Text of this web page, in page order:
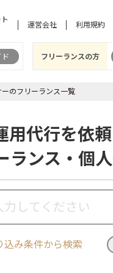
運営会社 利用規約
フリーランスの方
のフリーランス一覧
用代行を依
ランス・個
込み条件から検索